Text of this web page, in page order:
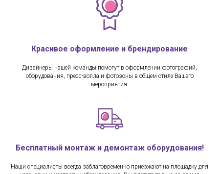
Красивое оформление и брендирование
Дизайнеры нашей команды помогут в оформлении фотографий,
оборудования, пресс-волла и фотозоны в общем стиле Вашего
мероприятия.
Бесплатный монтаж и демонтаж оборудования!
Наши специалисты всегда заблаговременно приезжают на площадку для